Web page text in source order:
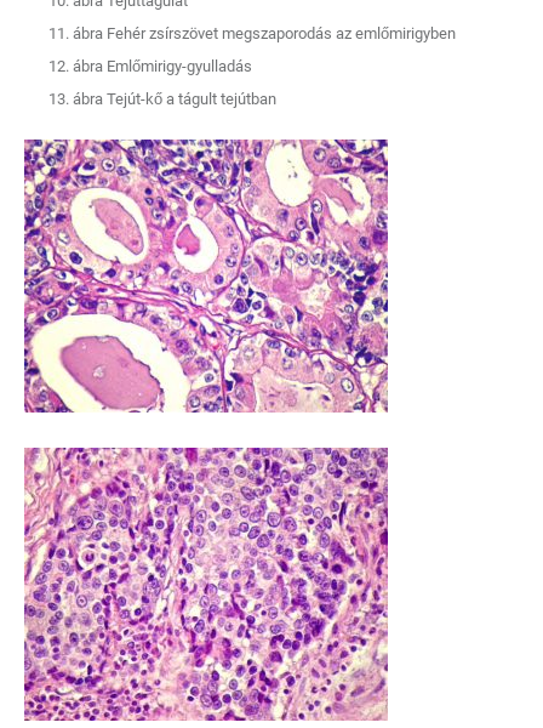
ábra Fehér zsírszövet megszaporodás az emlőmirigyben
ábra Emlőmirigy-gyulladás
ábra Tejút-kő a tágult tejútban